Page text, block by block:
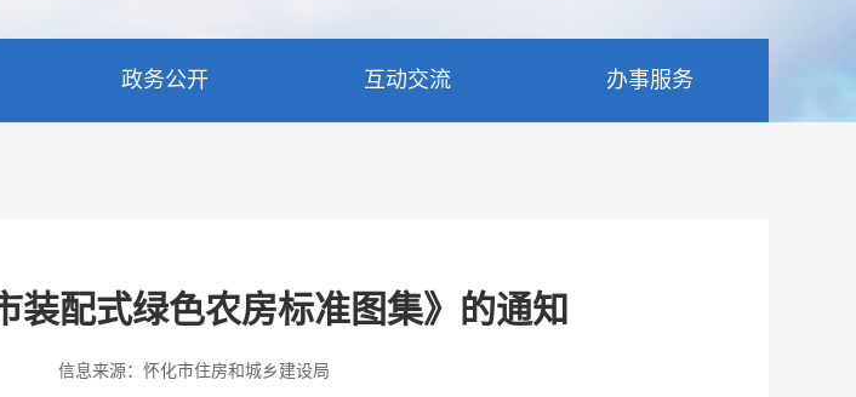
政务公开 互动交流 办事服务
装配式绿色农房标准图集》的通知
信息来源：怀化市住房和城乡建设局